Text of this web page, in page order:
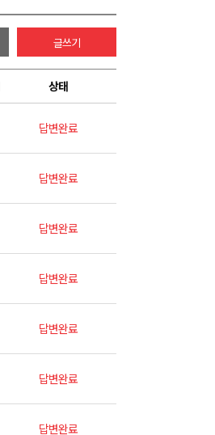
글쓰기
상태
답변완료
답변완료
답변완료
답변완료
답변완료
답변완료
답변완료